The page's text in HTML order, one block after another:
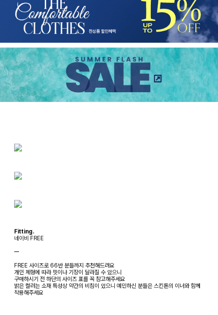
Fitting.
네이비 FREE
ㅡ
FREE 사이즈로 66반 분들까지 추천해드려요
개인 체형에 따라 핏이나 기장이 달라질 수 있으니
구매하시기 전 하단의 사이즈 표를 꼭 참고해주세요
밝은 컬러는 소재 특성상 약간의 비침이 있으니 예민하신 분들은 스킨톤의 이너와 함께
착용해주세요